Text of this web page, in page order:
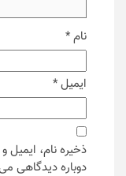
نام*
ایمیل*
ذخیره نام، ایمیل
دوباره دیدگاهی